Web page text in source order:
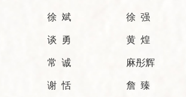
徐 斌 徐 强
谈 勇 黄 煌
常 诚 麻彤辉
谢 恬 詹 臻